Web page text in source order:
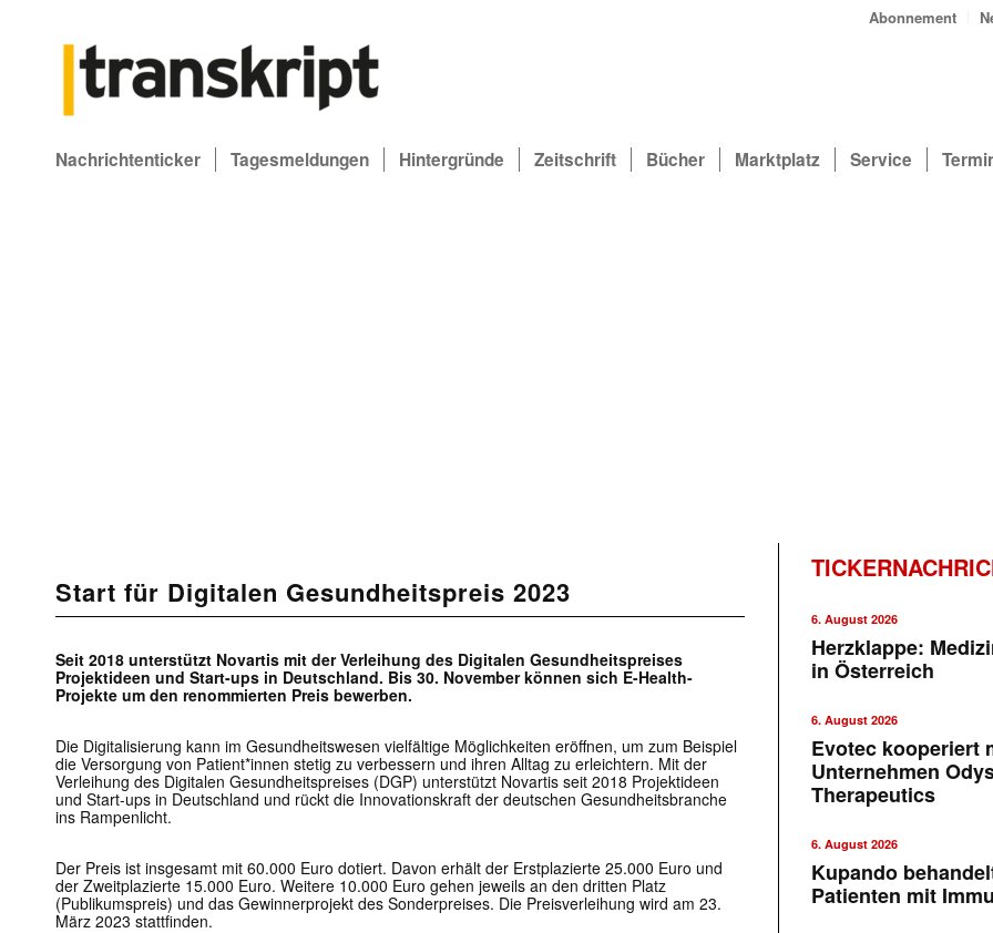
Abonnement
Nachrichtenticker Tagesmeldungen Hintergründe Zeitschrift Bücher Marktplatz Service
Start für Digitalen Gesundheitspreis 2023
Seit 2018 unterstützt Novartis mit der Verleihung des Digitalen Gesundheitspreises
Projektideen und Start-ups in Deutschland. Bis 30. November können sich E-Health-
Projekte um den renommierten Preis bewerben.
Die Digitalisierung kann im Gesundheitswesen vielfältige Möglichkeiten eröffnen, um zum Beispiel
die Versorgung von Patient*innen stetig zu verbessern und ihren Alltag zu erleichtern. Mit der
Verleihung des Digitalen Gesundheitspreises (DGP) unterstützt Novartis seit 2018 Projektideen
und Start-ups in Deutschland und rückt die Innovationskraft der deutschen Gesundheitsbranche
ins Rampenlicht.
Der Preis ist insgesamt mit 60.000 Euro dotiert. Davon erhält der Erstplazierte 25.000 Euro und
der Zweitplazierte 15.000 Euro. Weitere 10.000 Euro gehen jeweils an den dritten Platz
(Publikumspreis) und das Gewinnerprojekt des Sonderpreises. Die Preisverleihung wird am 23.
März 2023 stattfinden.
6. August 2026
Herzklappe:
in Österreich
6. August 2026
Evotec kooperiert
Unternehmen
Therapeutics
6. August 2026
Kupando
Patienten mit